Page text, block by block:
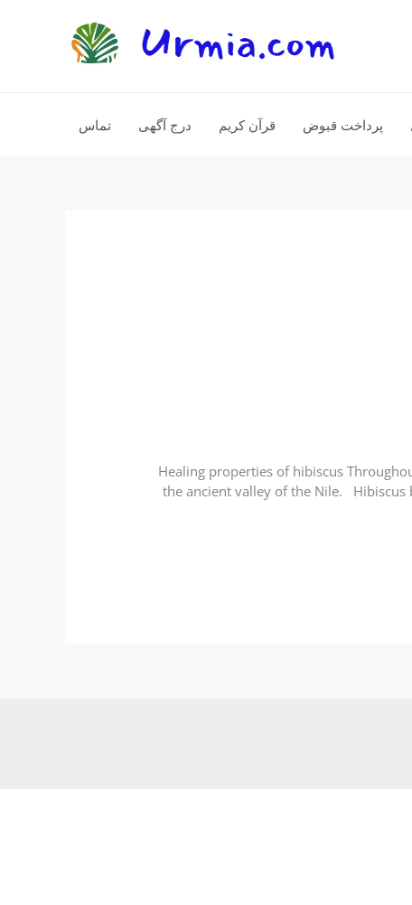
پرداخت قبوض قرآن کریم درج آگهی تماس
Healing properties of hibiscus
the ancient valley of the Nile. Hibiscus